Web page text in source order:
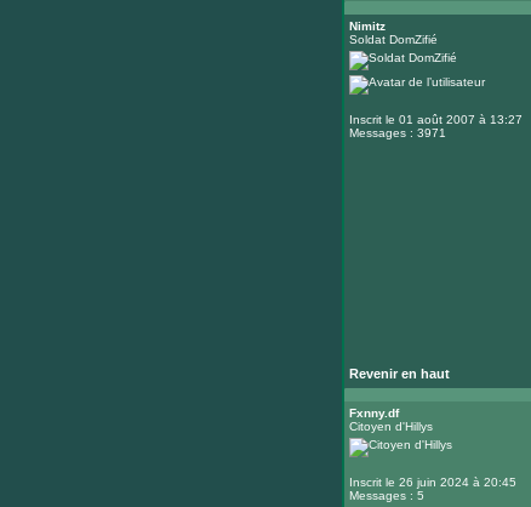
Nimitz
Soldat DomZifié
Inscrit le 01 août 2007 à 13:27
Messages : 3971
Revenir en haut
Fxnny.df
Citoyen d'Hillys
Inscrit le 26 juin 2024 à 20:45
Messages : 5